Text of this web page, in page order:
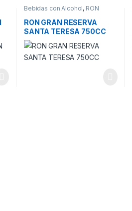
Bebidas con Alcohol, RON
RON GRAN RESERVA
SANTA TERESA 750CC